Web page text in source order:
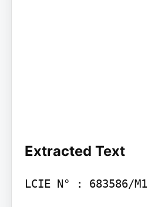
Extracted Text
LCIE N° : 683586/M1